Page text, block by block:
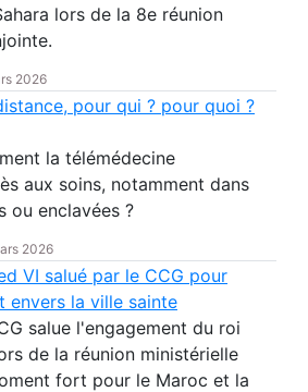
lors de la 8e réunion
2026
pour qui ? pour quoi ?
la télémédecine
aux soins, notamment dans
ou enclavées ?
2026
VI salué par le CCG pour
envers la ville sainte
salue l'engagement du roi
de la réunion ministérielle
fort pour le Maroc et la